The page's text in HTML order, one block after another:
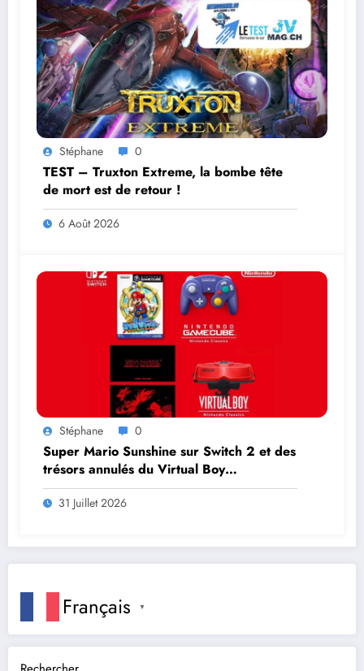
Stéphane 0
TEST – Truxton Extreme, la bombe tête
de mort est de retour !
6 Août 2026
Stéphane 0
Super Mario Sunshine sur Switch 2 et des
trésors annulés du Virtual Boy
débarquent en août
31 Juillet 2026
Français ▼